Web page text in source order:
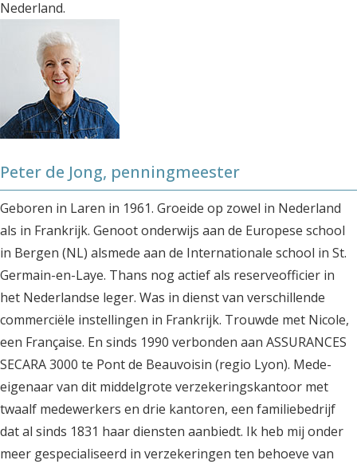
Nederland.
Peter de Jong, penningmeester
Geboren in Laren in 1961. Groeide op zowel in Nederland
als in Frankrijk. Genoot onderwijs aan de Europese school
in Bergen (NL) alsmede aan de Internationale school in St.
Germain-en-Laye. Thans nog actief als reserveofficier in
het Nederlandse leger. Was in dienst van verschillende
commerciële instellingen in Frankrijk. Trouwde met Nicole,
een Française. En sinds 1990 verbonden aan ASSURANCES
SECARA 3000 te Pont de Beauvoisin (regio Lyon). Mede-
eigenaar van dit middelgrote verzekeringskantoor met
twaalf medewerkers en drie kantoren, een familiebedrijf
dat al sinds 1831 haar diensten aanbiedt. Ik heb mij onder
meer gespecialiseerd in verzekeringen ten behoeve van